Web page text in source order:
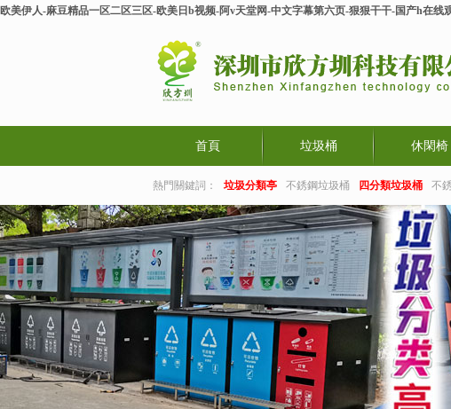
欧美伊人-麻豆精品一区二区三区-欧美日b视频-阿v天堂网-中文字幕第六页-狠狠干干-国产h在
首頁 垃圾桶 休閑椅
熱門關鍵詞： 垃圾分類亭 不銹鋼垃圾桶 四分類垃圾桶 不